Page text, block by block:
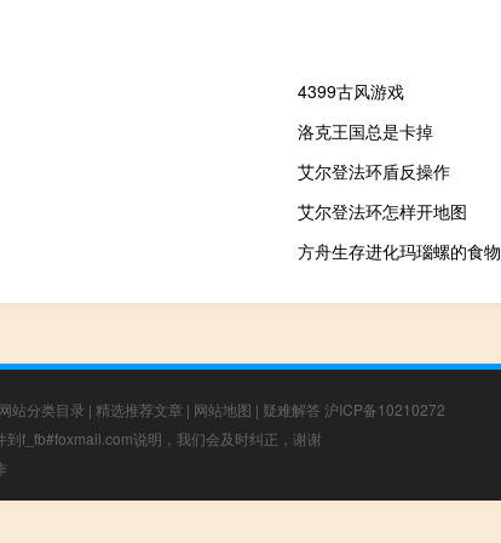
4399古风游戏
洛克王国总是卡掉
艾尔登法环盾反操作
艾尔登法环怎样开地图
方舟生存进化玛瑙螺的食物
网站分类目录 | 精选推荐文章 | 网站地图 | 疑难解答 沪ICP备10210272
f_fb#foxmail.com说明，我们会及时纠正，谢谢